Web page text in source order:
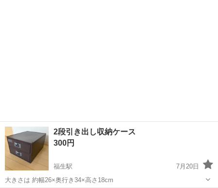
2段引き出し収納ケース
300円
福生駅
7月20日
大きさは 約幅26×奥行き34×高さ18cm